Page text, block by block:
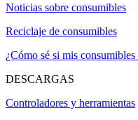
Noticias sobre consumibles
Reciclaje de consumibles
¿Cómo sé si mis
DESCARGAS
Controladores y herramientas